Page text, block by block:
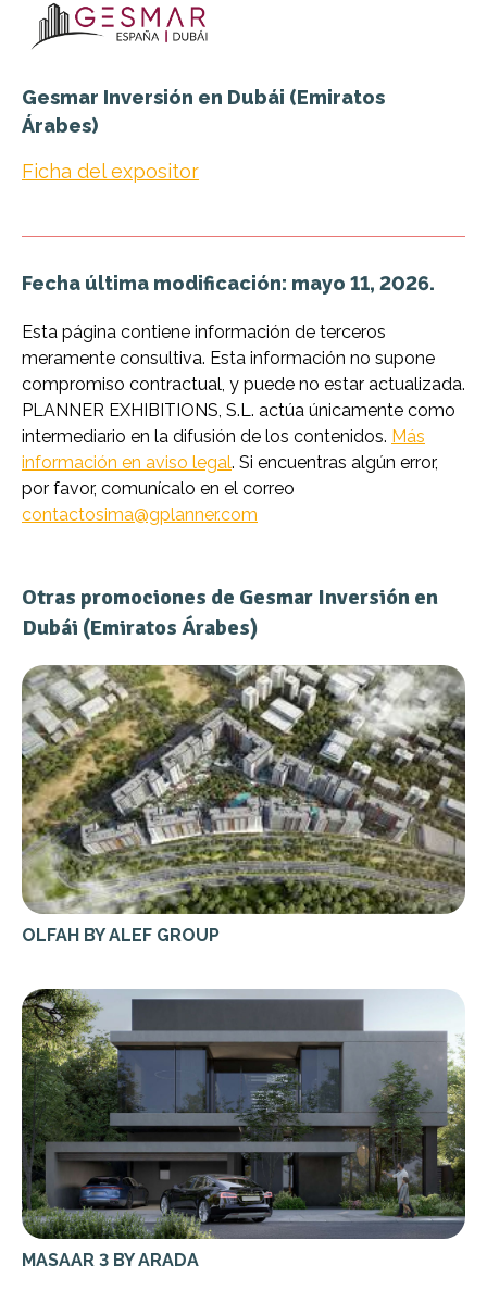
Gesmar Inversión en Dubái (Emiratos
Árabes)
Ficha del expositor
Fecha última modificación: mayo 11, 2026.
Esta página contiene información de terceros
meramente consultiva. Esta información no supone
compromiso contractual, y puede no estar actualizada.
PLANNER EXHIBITIONS, S.L. actúa únicamente como
intermediario en la difusión de los contenidos. Más
información en aviso legal. Si encuentras algún error,
por favor, comunícalo en el correo
contactosima@gplanner.com
Otras promociones de Gesmar Inversión en
Dubái (Emiratos Árabes)
OLFAH BY ALEF GROUP
MASAAR 3 BY ARADA